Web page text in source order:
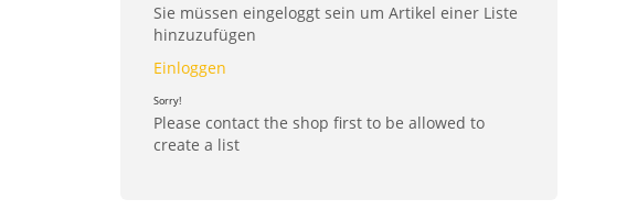
Sie müssen eingeloggt sein um Artikel einer Liste
hinzuzufügen
Einloggen
Sorry!
Please contact the shop first to be allowed to
create a list